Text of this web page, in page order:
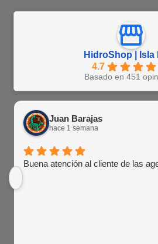
HidroShop | Isla
4.7
Basado en 451
Juan Barajas
hace 1 semana
Buena atención al cliente de las